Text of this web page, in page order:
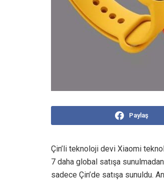
Paylaş
Çin’li teknoloji devi Xiaomi
7 daha global satışa
sadece Çin’de satışa sunuldu.